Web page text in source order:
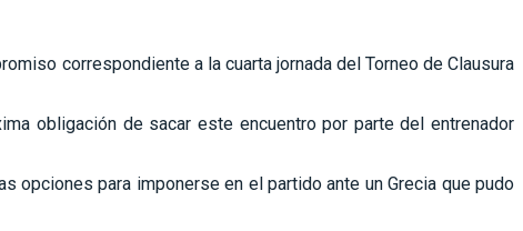
correspondiente a la cuarta jornada del Torneo de Clausura
obligación de sacar este encuentro por parte del entrenador
opciones para imponerse en el partido ante un Grecia que pudo